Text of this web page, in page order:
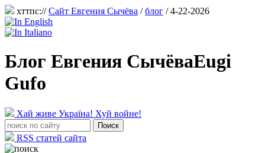
хттпс://Сайт Евгения Сычёва /блог / 4-22-2026
Блог Евгения СычёваEugi
Gufo
Хай живе Україна! Хуй войне!
RSS статей сайта